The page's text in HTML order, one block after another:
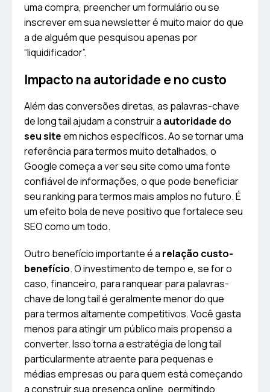
uma compra, preencher um formulário ou se
inscrever em sua newsletter é muito maior do que
a de alguém que pesquisou apenas por
“liquidificador”.
Impacto na autoridade e no custo
Além das conversões diretas, as palavras-chave
de long tail ajudam a construir a autoridade do
seu siteem nichos específicos. Ao se tornar uma
referência para termos muito detalhados, o
Google começa a ver seu site como uma fonte
confiável de informações, o que pode beneficiar
seu ranking para termos mais amplos no futuro. É
um efeito bola de neve positivo que fortalece seu
SEO como um todo.
Outro benefício importante é a relação custo-
benefício. O investimento de tempo e, se for o
caso, financeiro, para ranquear para palavras-
chave de long tail é geralmente menor do que
para termos altamente competitivos. Você gasta
menos para atingir um público mais propenso a
converter. Isso torna a estratégia de long tail
particularmente atraente para pequenas e
médias empresas ou para quem está começando
a construir sua presença online, permitindo